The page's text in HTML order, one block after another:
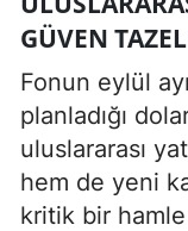
GÜVEN
Fonun eylül
planladığı
uluslararası
hem de yeni
kritik bir